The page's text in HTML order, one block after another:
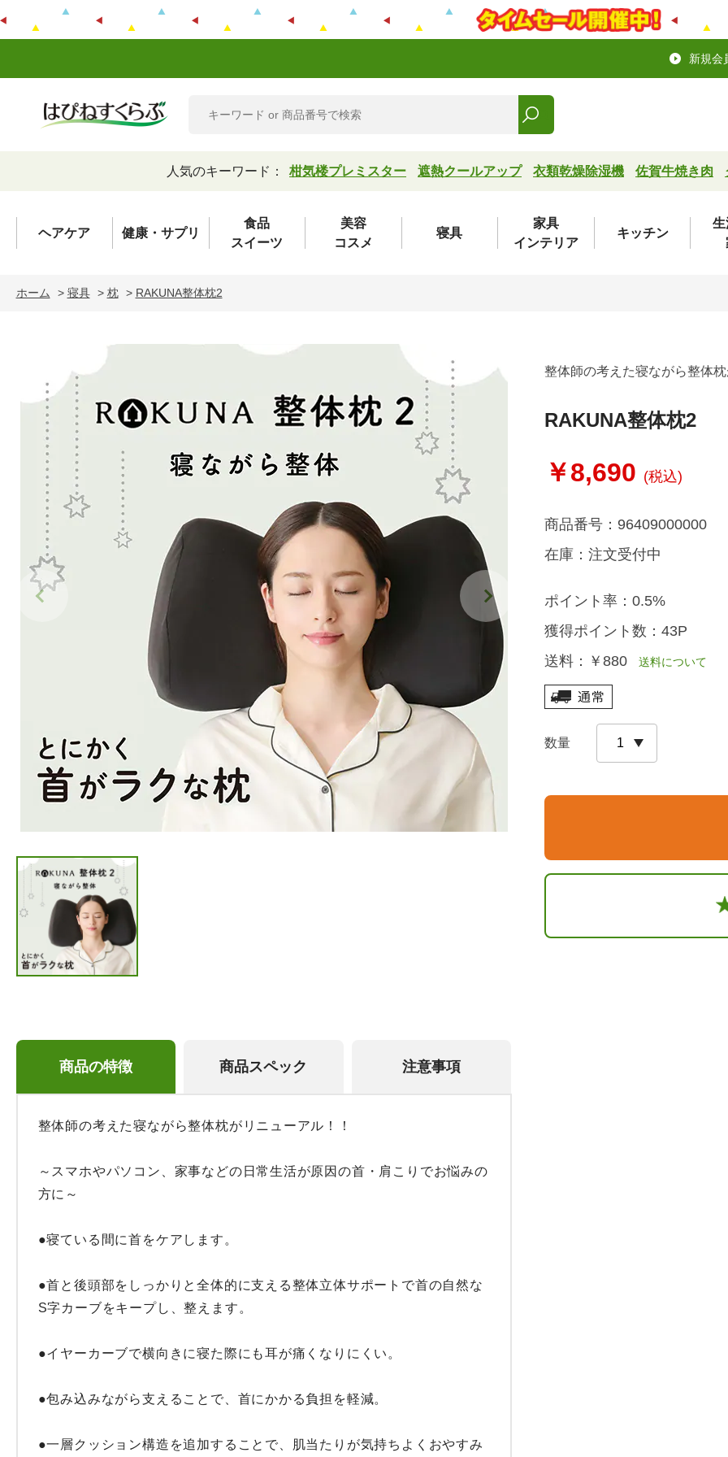
新規会
人気のキーワード： 柑気楼プレミスター 遮熱クールアップ 衣類乾燥除湿機 佐賀牛焼き肉
ヘアケア 健康・サプリ
食品
スイーツ
美容
コスメ
寝具
家具
インテリア
キッチン
生
ホーム > 寝具 > 枕 > RAKUNA整体枕2
商品の特徴 商品スペック 注意事項
整体師の考えた寝ながら整体枕がリニューアル！！
～スマホやパソコン、家事などの日常生活が原因の首・肩こりでお悩みの
方に～
●寝ている間に首をケアします。
●首と後頭部をしっかりと全体的に支える整体立体サポートで首の自然な
S字カーブをキープし、整えます。
●イヤーカーブで横向きに寝た際にも耳が痛くなりにくい。
●包み込みながら支えることで、首にかかる負担を軽減。
●一層クッション構造を追加することで、肌当たりが気持ちよくおやすみ
整体師の考えた寝ながら整体枕
RAKUNA整体枕2
￥8,690 (税込)
商品番号： 96409000000
在庫： 注文受付中
ポイント率： 0.5%
獲得ポイント数： 43P
送料： ￥880送料について
数量